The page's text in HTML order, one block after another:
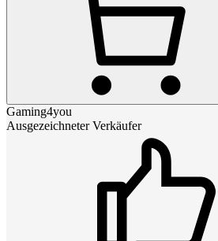
Gaming4you
Ausgezeichneter Verkäufer